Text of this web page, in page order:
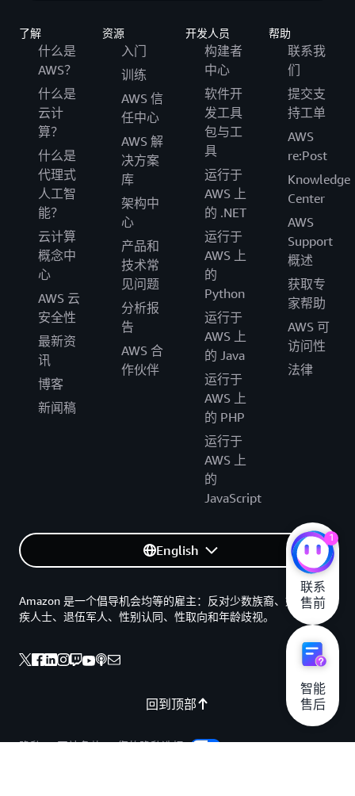
了解
什么是
AWS？
什么是
云计
算？
什么是
代理式
人工智
能？
云计算
概念中
心
AWS 云
安全性
最新资
讯
博客
新闻稿
资源
入门
训练
AWS 信
任中心
AWS 解
决方案
库
架构中
心
产品和
技术常
见问题
分析报
告
AWS 合
作伙伴
开发人员
构建者
中心
软件开
发工具
包与工
具
运行于
AWS 上
的 .NET
运行于
AWS 上
的
Python
运行于
AWS 上
的 Java
运行于
AWS 上
的 PHP
运行于
AWS 上
的
JavaScript
帮助
联系我
们
提交支
持工单
AWS
re:Post
Knowledge
Center
AWS
Support
概述
获取专
家帮助
AWS 可
访问性
法律
English
回到顶部
Amazon 是一个倡导机会均等的雇主：反对少数族裔、妇女、残
疾人士、退伍军人、性别认同、性取向和年龄歧视。
隐私 网站条款
您的隐私选择
1
联系
售前
智能
售后